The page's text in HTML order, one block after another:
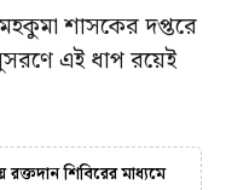
শাসকের দপ্তরে
এই ধাপ রয়েই
রক্তদান শিবিরের মাধ্যমে